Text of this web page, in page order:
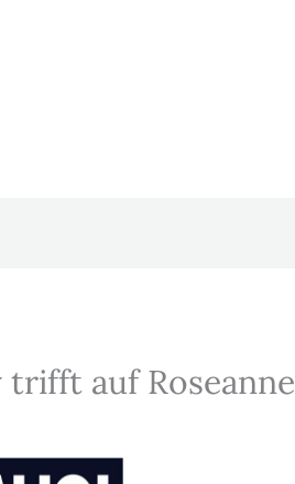
trifft auf Roseanne